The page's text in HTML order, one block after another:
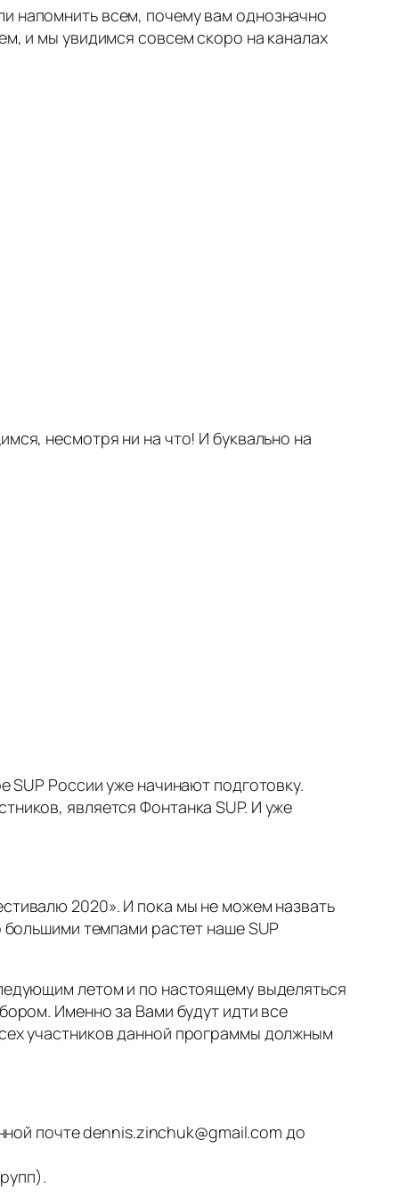
напомнить всем, почему вам однозначно
и мы увидимся совсем скоро на каналах
несмотря ни на что! И буквально на
SUP России уже начинают подготовку.
является Фонтанка SUP. И уже
2020». И пока мы не можем назвать
темпами растет наше SUP
летом и по настоящему выделяться
Именно за Вами будут идти все
участников данной программы должным
почте dennis.zinchuk@gmail.com до